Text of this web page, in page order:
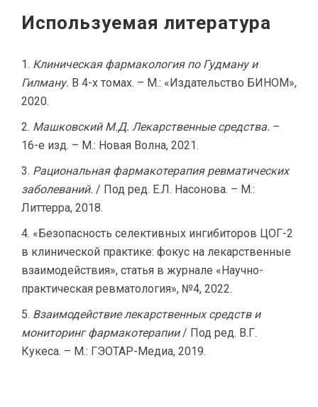
Используемая литература
Клиническая фармакология по Гудману и
Гилману. В 4-х томах. – М.: «Издательство БИНОМ»,
2020.
Машковский М.Д. Лекарственные средства. –
16-е изд. – М.: Новая Волна, 2021.
Рациональная фармакотерапия ревматических
заболеваний. / Под ред. Е.Л. Насонова. – М.:
Литтерра, 2018.
«Безопасность селективных ингибиторов ЦОГ-2
в клинической практике: фокус на лекарственные
взаимодействия», статья в журнале «Научно-
практическая ревматология», №4, 2022.
Взаимодействие лекарственных средств и
мониторинг фармакотерапии/ Под ред. В.Г.
Кукеса. – М.: ГЭОТАР-Медиа, 2019.